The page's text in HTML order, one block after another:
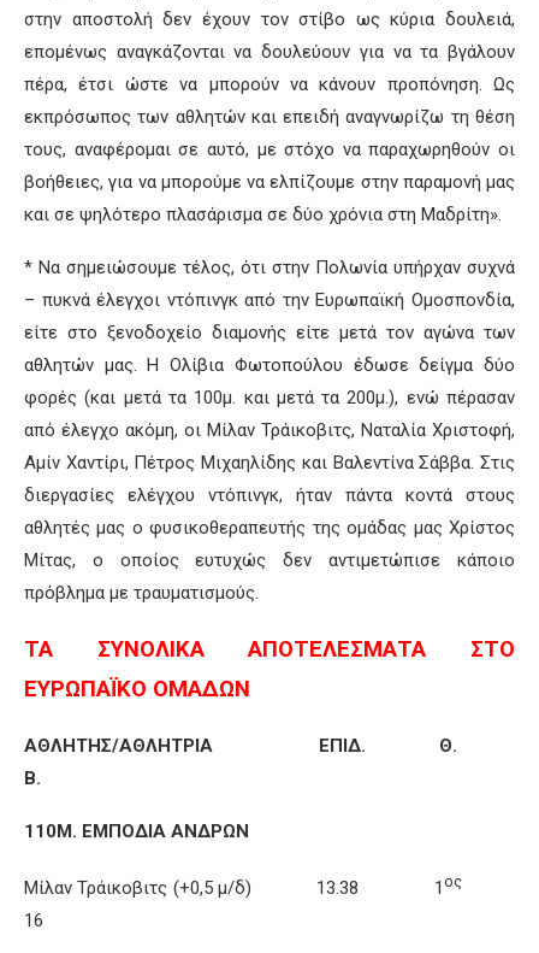
στην αποστολή δεν έχουν τον στίβο ως κύρια δουλειά,
επομένως αναγκάζονται να δουλεύουν για να τα βγάλουν
πέρα, έτσι ώστε να μπορούν να κάνουν προπόνηση. Ως
εκπρόσωπος των αθλητών και επειδή αναγνωρίζω τη θέση
τους, αναφέρομαι σε αυτό, με στόχο να παραχωρηθούν οι
βοήθειες, για να μπορούμε να ελπίζουμε στην παραμονή μας
και σε ψηλότερο πλασάρισμα σε δύο χρόνια στη Μαδρίτη».
* Να σημειώσουμε τέλος, ότι στην Πολωνία υπήρχαν συχνά
– πυκνά έλεγχοι ντόπινγκ από την Ευρωπαϊκή Ομοσπονδία,
είτε στο ξενοδοχείο διαμονής είτε μετά τον αγώνα των
αθλητών μας. Η Ολίβια Φωτοπούλου έδωσε δείγμα δύο
φορές (και μετά τα 100μ. και μετά τα 200μ.), ενώ πέρασαν
από έλεγχο ακόμη, οι Μίλαν Τράικοβιτς, Ναταλία Χριστοφή,
Αμίν Χαντίρι, Πέτρος Μιχαηλίδης και Βαλεντίνα Σάββα. Στις
διεργασίες ελέγχου ντόπινγκ, ήταν πάντα κοντά στους
αθλητές μας ο φυσικοθεραπευτής της ομάδας μας Χρίστος
Μίτας, ο οποίος ευτυχώς δεν αντιμετώπισε κάποιο
πρόβλημα με τραυματισμούς.
ΤΑ ΣΥΝΟΛΙΚΑ ΑΠΟΤΕΛΕΣΜΑΤΑ ΣΤΟ
ΕΥΡΩΠΑΪΚΟ ΟΜΑΔΩΝ
ΑΘΛΗΤΗΣ/ΑΘΛΗΤΡΙΑ ΕΠΙΔ. Θ.
Β.
110Μ. ΕΜΠΟΔΙΑ ΑΝΔΡΩΝ
Μίλαν Τράικοβιτς (+0,5 μ/δ) 13.38 1 ος
16